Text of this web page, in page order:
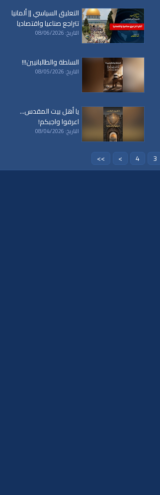
التعليق السياسي || ألمانيا
تتراجع صناعيا واقتصاديا
التاريخ: 08/06/2026
السلطة والطالبانيين!!!
التاريخ: 08/05/2026
يا أهل بيت المقدس...
اعرفوا واجبكم!
التاريخ: 08/04/2026
3
4
>
>>